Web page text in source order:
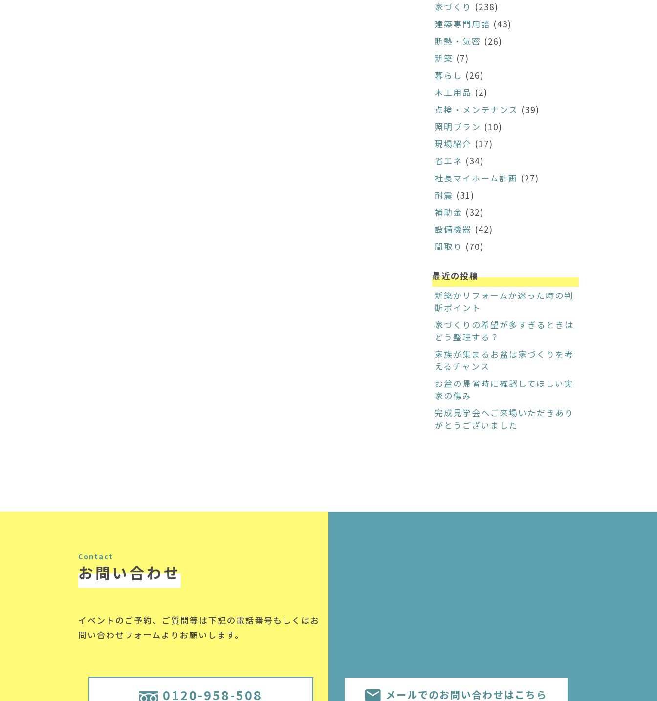
家づくり (238)
建築専門用語 (43)
断熱・気密 (26)
新築 (7)
暮らし (26)
木工用品 (2)
点検・メンテナンス (39)
照明プラン (10)
現場紹介 (17)
省エネ (34)
社長マイホーム計画 (27)
耐震 (31)
補助金 (32)
設備機器 (42)
間取り (70)
最近の投稿
新築かリフォームか迷った時の判
断ポイント
家づくりの希望が多すぎるときは
どう整理する？
家族が集まるお盆は家づくりを考
えるチャンス
お盆の帰省時に確認してほしい実
家の傷み
完成見学会へご来場いただきあり
がとうございました
Contact
お問い合わせ
イベントのご予約、ご質問等は下記の電話番号もしくはお
問い合わせフォームよりお願いします。
0120-958-508 メールでのお問い合わせはこちら